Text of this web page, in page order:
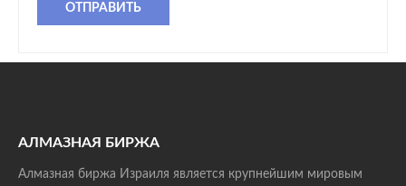
ОТПРАВИТЬ
АЛМАЗНАЯ БИРЖА
Алмазная биржа Израиля является крупнейшим мировым